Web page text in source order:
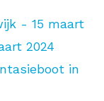
- 15 maart
2024
in